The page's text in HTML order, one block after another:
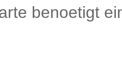
benoetigt